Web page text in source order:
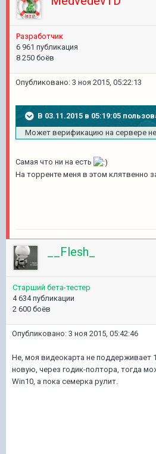
Разработчик
6 961 публикация
8 250 боёв
Опубликовано: 3 ноя 2015, 05:22:13
В 03.11.2015 в 05:19:05
Может верификацию на сервере
Самая что ни на есть
На торренте меня в этом клятвенно
__Flesh_
Старший бета-тестер
4 634 публикации
2 600 боёв
Опубликовано: 3 ноя 2015, 05:42:46
Не, моя видеокарта не поддерживает
новую, через годик-полтора, тогда
Win10, а пока семерка рулит.